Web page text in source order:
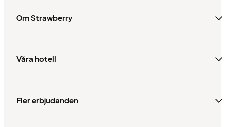
Om Strawberry
Våra hotell
Fler erbjudanden